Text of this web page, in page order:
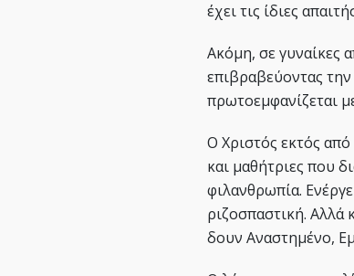
έχει τις ίδιες
Ακόμη, σε γυναίκες
επιβραβεύοντας την
πρωτοεμφανίζεται
Ο Χριστός εκτός
και μαθήτριες που
φιλανθρωπία.
ριζοσπαστική. Αλλά
δουν Αναστημένο,